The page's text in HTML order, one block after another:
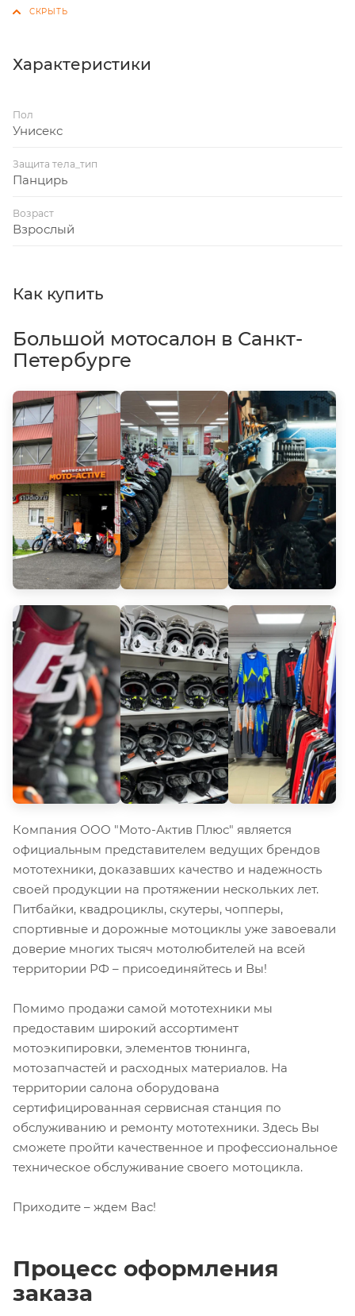
Характеристики
Пол
Унисекс
Защита тела_тип
Панцирь
Возраст
Взрослый
Как купить
Большой мотосалон в Санкт-
Петербурге
Компания ООО "Мото-Актив Плюс" является
официальным представителем ведущих брендов
мототехники, доказавших качество и надежность
своей продукции на протяжении нескольких лет.
Питбайки, квадроциклы, скутеры, чопперы,
спортивные и дорожные мотоциклы уже завоевали
доверие многих тысяч мотолюбителей на всей
территории РФ – присоединяйтесь и Вы!
Помимо продажи самой мототехники мы
предоставим широкий ассортимент
мотоэкипировки, элементов тюнинга,
мотозапчастей и расходных материалов. На
территории салона оборудована
сертифицированная сервисная станция по
обслуживанию и ремонту мототехники. Здесь Вы
сможете пройти качественное и профессиональное
техническое обслуживание своего мотоцикла.
Приходите – ждем Вас!
Процесс оформления
заказа